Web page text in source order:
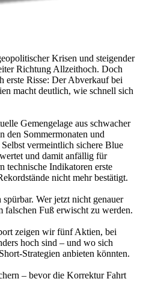
Krisen und steigender
Richtung Allzeithoch. Doch
erste Risse: Der Abverkauf bei
macht deutlich, wie schnell sich
Gemengelage aus schwacher
den Sommermonaten und
vermeintlich sichere Blue
und damit anfällig für
technische Indikatoren erste
nicht mehr bestätigt.
Wer jetzt nicht genauer
falschen Fuß erwischt zu werden.
zeigen wir fünf Aktien, bei
hoch sind – und wo sich
Strategien anbieten könnten.
– bevor die Korrektur Fahrt